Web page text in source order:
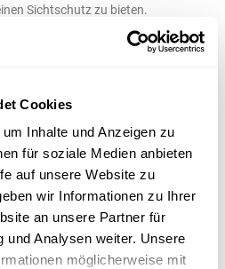
Cookies
Inhalte und Anzeigen zu
für soziale Medien anbieten
auf unsere Website zu
wir Informationen zu Ihrer
an unsere Partner für
und Analysen weiter. Unsere
möglicherweise mit
Sichtschutz zu bieten.
Installation